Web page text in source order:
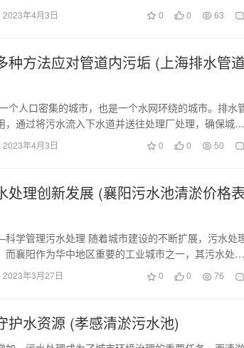
2023年4月3日 0 0 63
种方法应对管道内污垢 (上海排水管道
个人口密集的城市，也是一个水网环绕的城市。排水
通过将污水流入下水道并送往处理厂处理，确保城市
2023年4月3日 0 0 50
处理创新发展 (襄阳污水池清淤价格表
学管理污水处理 随着城市建设的不断扩展，污水处
而襄阳作为华中地区重要的工业城市之一，其污水处理
2023年3月27日 0 0 76
护水资源 (孝感清淤污水池)